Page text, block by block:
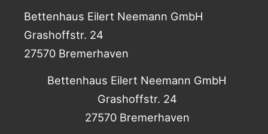
Bettenhaus Eilert Neemann GmbH
Grashoffstr. 24
27570 Bremerhaven
Bettenhaus Eilert Neemann GmbH
Grashoffstr. 24
27570 Bremerhaven